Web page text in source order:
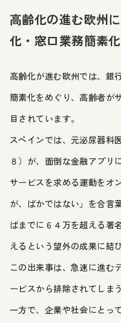
高齢化の進む欧州
化・窓口業務簡素
高齢化が進む欧州では、銀
簡素化をめぐり、高齢者が
目されています。
スペインでは、元泌尿器科
８）が、面倒な金融アプリ
サービスを求める運動をオ
が、ばかではない」を合言
ばまでに６４万を超える署
えるという望外の成果に結
この出来事は、急速に進む
ービスから排除されてしま
一方で、企業や社会にとっ